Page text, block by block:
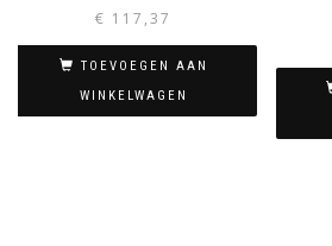
€ 117,37
TOEVOEGEN AAN
WINKELWAGEN